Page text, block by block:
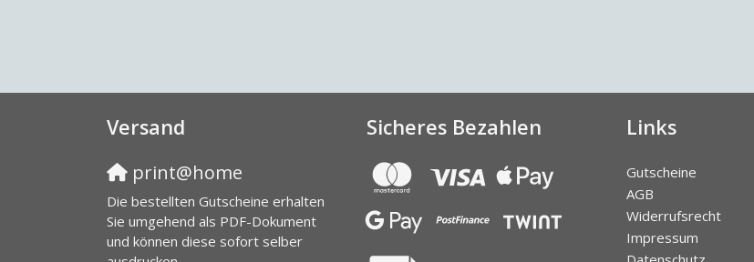
Versand
print@home
Die bestellten Gutscheine erhalten
Sie umgehend als PDF-Dokument
und können diese sofort selber
Sicheres Bezahlen Links
Gutscheine
AGB
Widerrufsrecht
Impressum